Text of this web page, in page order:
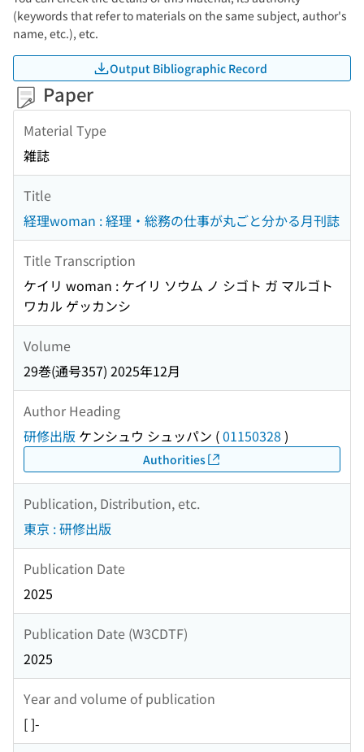
(keywords that refer to materials on the same subject, author's
name, etc.), etc.
Output Bibliographic Record
Paper
Material Type
雑誌
Title
経理woman : 経理・総務の仕事が丸ごと分かる月刊誌
Title Transcription
ケイリ woman : ケイリ ソウム ノ シゴト ガ マルゴト
ワカル ゲッカンシ
Volume
29巻(通号357) 2025年12月
Author Heading
研修出版 ケンシュウ シュッパン (01150328 )
Authorities
Publication, Distribution, etc.
東京 : 研修出版
Publication Date
2025
Publication Date (W3CDTF)
2025
Year and volume of publication
[ ]-